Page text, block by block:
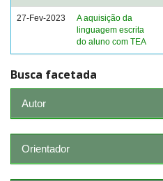
27-Fev-2023
A aquisição da
linguagem escrita
do aluno com TEA
Busca facetada
Autor
Orientador